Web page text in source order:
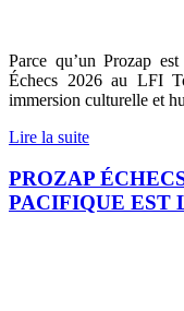
Parce qu’un Prozap
Échecs 2026 au LFI
immersion culturelle et
Lire la suite
PROZAP
PACIFIQUE EST